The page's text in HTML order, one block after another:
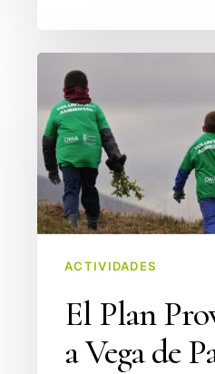
Plan
Provoca
llega
a
Vega
de
ACTIVIDADES
El Plan
a Vega de